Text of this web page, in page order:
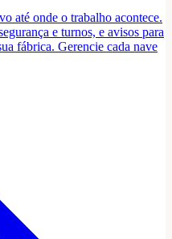
até onde o trabalho acontece.
e turnos, e avisos para
fábrica. Gerencie cada nave